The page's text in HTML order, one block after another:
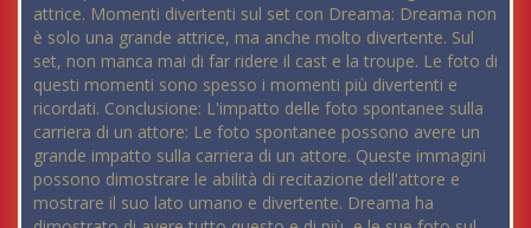
attrice. Momenti divertenti sul set con Dreama: Dreama non
è solo una grande attrice, ma anche molto divertente. Sul
set, non manca mai di far ridere il cast e la troupe. Le foto di
questi momenti sono spesso i momenti più divertenti e
ricordati. Conclusione: L'impatto delle foto spontanee sulla
carriera di un attore: Le foto spontanee possono avere un
grande impatto sulla carriera di un attore. Queste immagini
possono dimostrare le abilità di recitazione dell'attore e
mostrare il suo lato umano e divertente. Dreama ha